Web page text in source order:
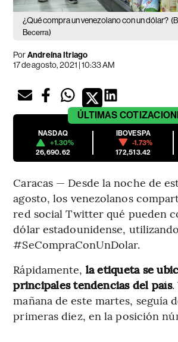
¿Qué compra un venezolano con un dólar?
Becerra)
PorAndreína Itriago
17 de agosto, 2021 | 10:33 AM
ÚLTIMAS
NASDAQ
+1.30%
26,690.62
IBOVESPA
-1.73%
172,513.42
Caracas — Desde la noche de
agosto, los venezolanos
red social Twitter qué pueden
dólar estadounidense, utilizando
#SeCompraConUnDolar.
Rápidamente, la etiqueta se
principales tendencias del país.
mañana de este martes, seguía
primeras diez, en la posición